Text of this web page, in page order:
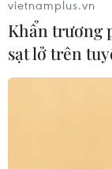
vietnamplus.vn
Khẩn trương
sạt lở trên